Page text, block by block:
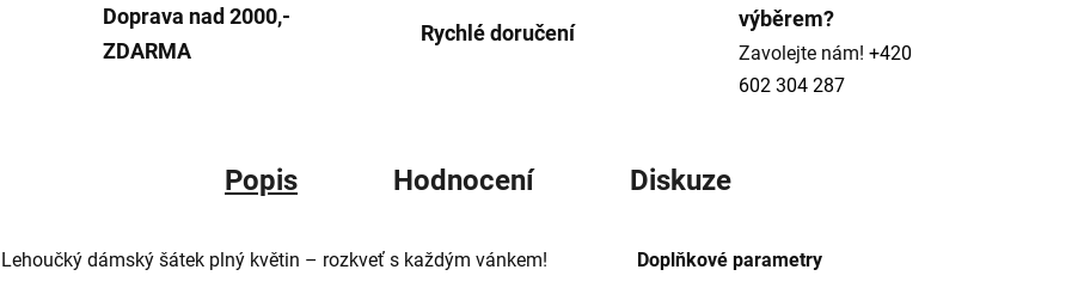
Doprava nad 2000,-
ZDARMA
Rychlé doručení
výběrem?
Zavolejte nám! +420
602 304 287
Popis Hodnocení Diskuze
Lehoučký dámský šátek plný květin – rozkveť s každým vánkem! Doplňkové parametry